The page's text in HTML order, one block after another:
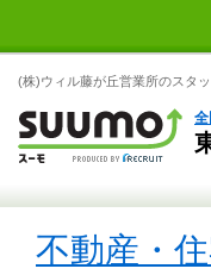
(株)ウィル藤が丘営業所のスタ
不動産・